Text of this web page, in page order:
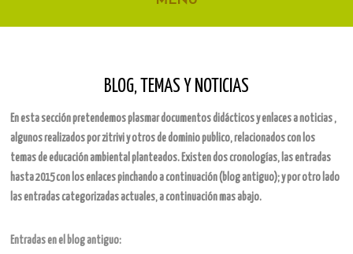
BLOG, TEMAS Y NOTICIAS
En esta sección pretendemos plasmar documentosdidácticos y enlaces a noticias ,
algunos realizados por zitrivi y otros de dominio publico, relacionados con los
temas de educación ambiental planteados. Existen dos cronologías, las entradas
hasta 2015 con los enlaces pinchando a continuación (blog antiguo); y por otro lado
las entradas categorizadas actuales, a continuación mas abajo.
Entradas en el blog antiguo: